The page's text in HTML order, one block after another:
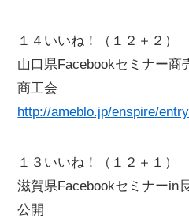
１４いいね！（１２＋２）
山口県Facebookセミナー商
商工会
http://ameblo.jp/enspire/
１３いいね！（１２＋１）
滋賀県Facebookセミナーin
公開